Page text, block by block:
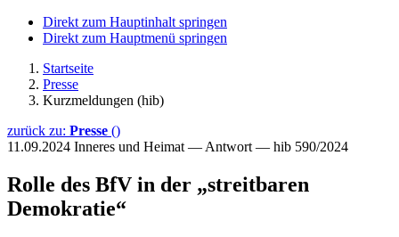
Direkt zum Hauptinhalt springen
Direkt zum Hauptmenü springen
Startseite
Presse
Kurzmeldungen (hib)
zurück zu: Presse ()
11.09.2024 Inneres und Heimat — Antwort — hib 590/2024
Rolle des BfV in der „streitbaren
Demokratie“